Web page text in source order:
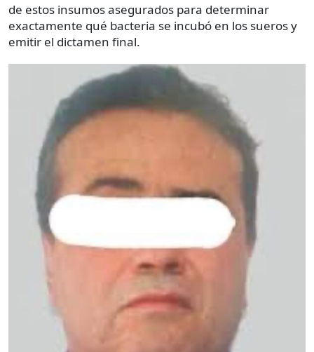
de estos insumos asegurados para determinar
exactamente qué bacteria se incubó en los sueros y
emitir el dictamen final.